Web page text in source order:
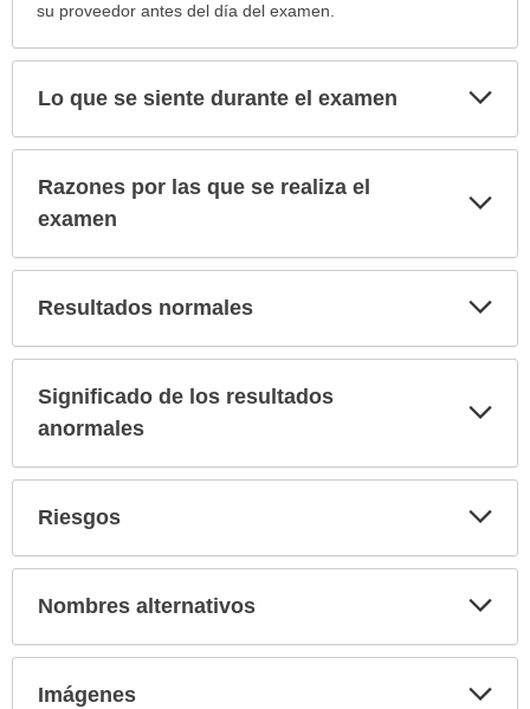
su proveedor antes del día del examen.
Lo que se siente durante el examen
Razones por las que se realiza el
examen
Resultados normales
Significado de los resultados
anormales
Riesgos
Nombres alternativos
Imágenes